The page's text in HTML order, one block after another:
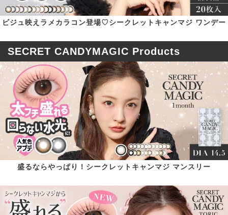
ビジュ映えラメカラコン登場♡シークレットキャンマジ ワンデー
SECRET CANDYMAGIC Products
盛るならやっぱり！シークレットキャンマジ マンスリー